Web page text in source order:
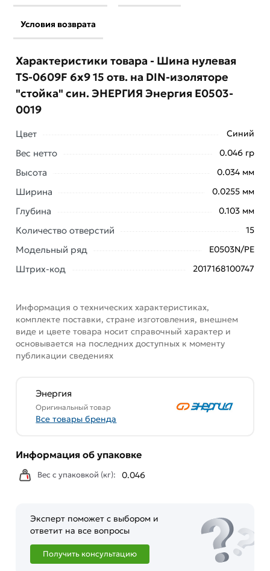
Условия возврата
Условия доставки и цены на товар Шина нулевая TS-
0609F 6х9 15 отв. на DIN-изоляторе "стойка" син.
заземления и нейтрали
действительны в Москве и
Наши профессиональные менеджеры обработают
заказ и свяжутся с Вами для согласования условий
доставки или самовывоза. Перед оформлением
онлайн заказа рекомендуем ознакомиться с
Данний товар от производителя
соответствует всем стандартам качества. Возврат
купленного товарa в течение 7 дней (наличие чека
Характеристики товара - Шина нулевая
TS-0609F 6х9 15 отв. на DIN-изоляторе
"стойка" син. ЭНЕРГИЯ Энергия Е0503-
0019
Цвет Синий
Вес нетто 0.046 гр
Высота 0.034 мм
Ширина 0.0255 мм
Глубина 0.103 мм
Количество отверстий 15
Модельный ряд E0503N/PE
Штрих-код 2017168100747
Информация о технических характеристиках,
комплекте поставки, стране изготовления, внешнем
виде и цвете товара носит справочный характер и
основывается на последних доступных к моменту
публикации сведениях
Энергия
Оригинальный товар
Все товары бренда
Информация об упаковке
Вес с упаковкой (кг): 0.046
Эксперт поможет с выбором и
ответит на все вопросы
Получить консультацию